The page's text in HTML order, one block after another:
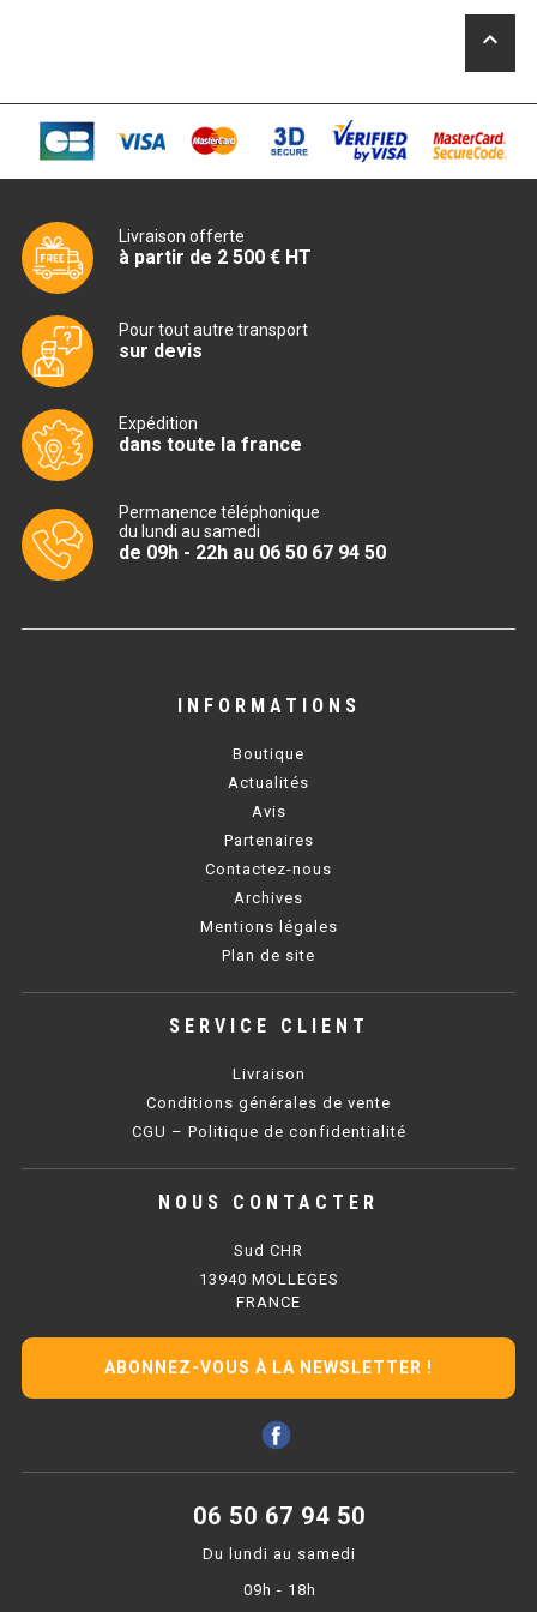
PRÉSENTOIR DE VENTE
VITRINE SÉRIE UOC
VITRINE À PÂTISSERIE
BUFFET CHAUD / FROID
CUISINIÈRE
CUISINIÈRE SÉRIE UOC
CUISINIÈRE 700 ÉLECTRIQUE
CUISINIÈRE 900 ÉLECTRIQUE
BAIN MARIE 600 ÉLECTRIQUE
BAIN MARIE 700 ÉLECTRIQUE
BAIN MARIE 900 ÉLECTRIQUE
CHAUFFE FRITES
CHAUFFE FRITES SÉRIE UOC
CHAUFFE FRITES 600 ÉLECTRIQUE
PLAQUE SÉRIE UOC
PLAQUE 600 GAZ
PLAQUE 650 GAZ
keyboard_arrow_up
Livraison offerte
à partir de 2 500 € HT
Pour tout autre transport
sur devis
Expédition
dans toute la france
Permanence téléphonique
du lundi au samedi
de 09h - 22h au 06 50 67 94 50
INFORMATIONS
Boutique
Actualités
Avis
Partenaires
Contactez-nous
Archives
Mentions légales
Plan de site
SERVICE CLIENT
Livraison
Conditions générales de vente
CGU – Politique de confidentialité
NOUS CONTACTER
Sud CHR
13940 MOLLEGES
FRANCE
ABONNEZ-VOUS À LA NEWSLETTER !
06 50 67 94 50
Du lundi au samedi
09h - 18h